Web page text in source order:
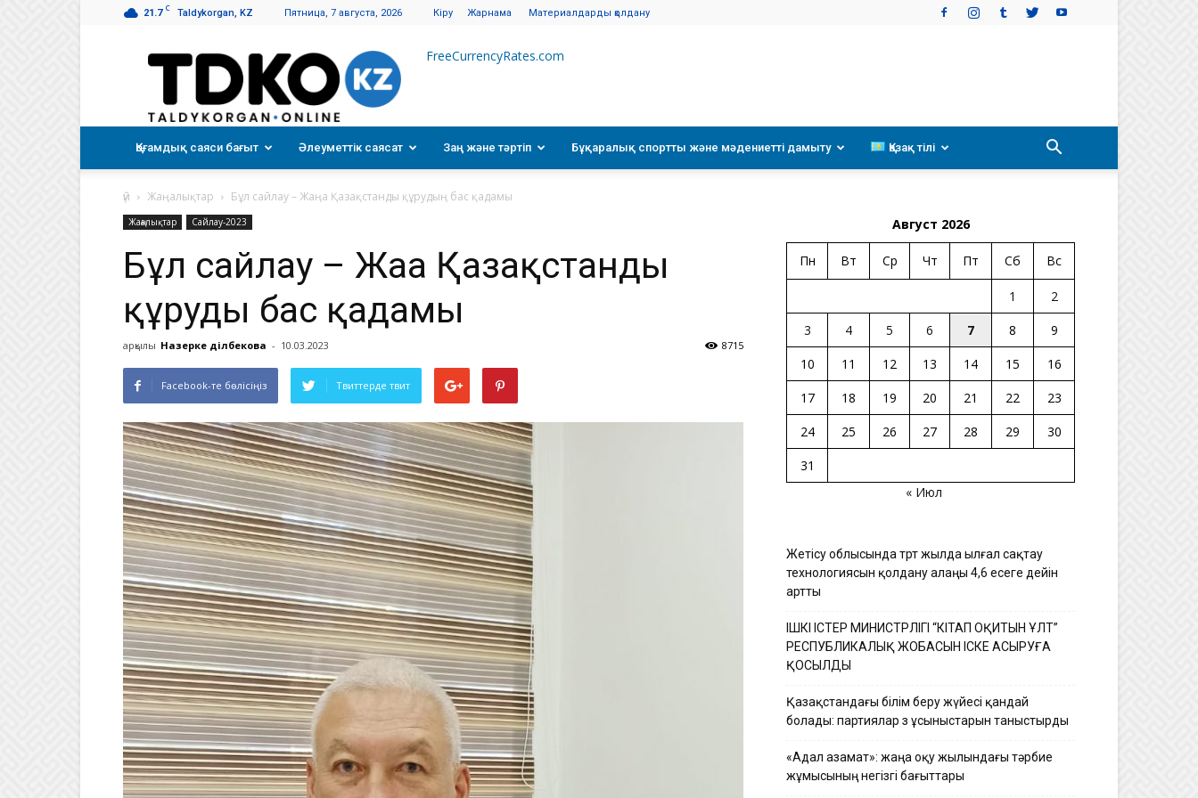
21.7 C Taldykorgan, KZ Пятница, 7 августа, 2026 Кіру Жарнама Материалдарды қолдану
Талдықорған
FreeCurrencyRates.com
Қоғамдық саяси бағыт Әлеуметтік саясат Заң және тәртіп Бұқаралық спортты және мәдениетті дамыту Қазақ тілі
үй Жаңалықтар Бұл сайлау – Жаңа Қазақстанды құрудың бас қадамы
Жаңалықтар Сайлау-2023
Бұл сайлау – Жаңа Қазақстанды
құрудың бас қадамы
арқылы Назерке Әділбекова - 10.03.2023 8715
Facebook-те бөлісіңіз Твиттерде твит
Август 2026
Пн Вт Ср Чт Пт Сб Вс
1
2
3
4 5 6 7 8
9
10
11 12 13 14 15
16
17
18 19 20 21 22
23
24
25 26 27 28 29
30
31
« Июл
Жетісу облысында төрт жылда ылғал сақтау
технологиясын қолдану алаңы 4,6 есеге дейін
артты
ІШКІ ІСТЕР МИНИСТРЛІГІ “КІТАП ОҚИТЫН ҰЛТ”
РЕСПУБЛИКАЛЫҚ ЖОБАСЫН ІСКЕ АСЫРУҒА
ҚОСЫЛДЫ
Қазақстандағы білім беру жүйесі қандай
болады: партиялар өз ұсыныстарын таныстырды
«Адал азамат»: жаңа оқу жылындағы тәрбие
жұмысының негізгі бағыттары